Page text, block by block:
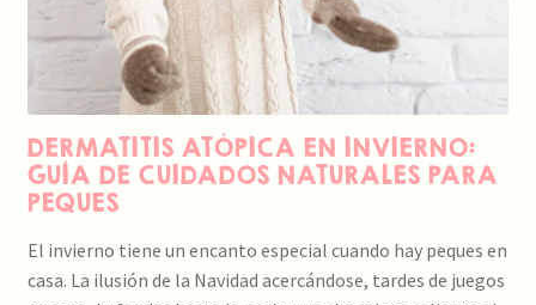
DERMATITIS ATÓPICA EN INVIERNO:
GUÍA DE CUIDADOS NATURALES PARA
PEQUES
El invierno tiene un encanto especial cuando hay peques en
casa. La ilusión de la Navidad acercándose, tardes de juegos